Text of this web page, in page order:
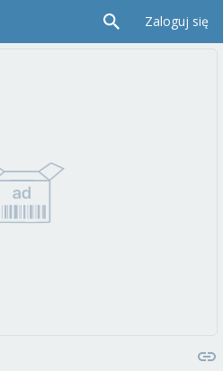
Zaloguj się